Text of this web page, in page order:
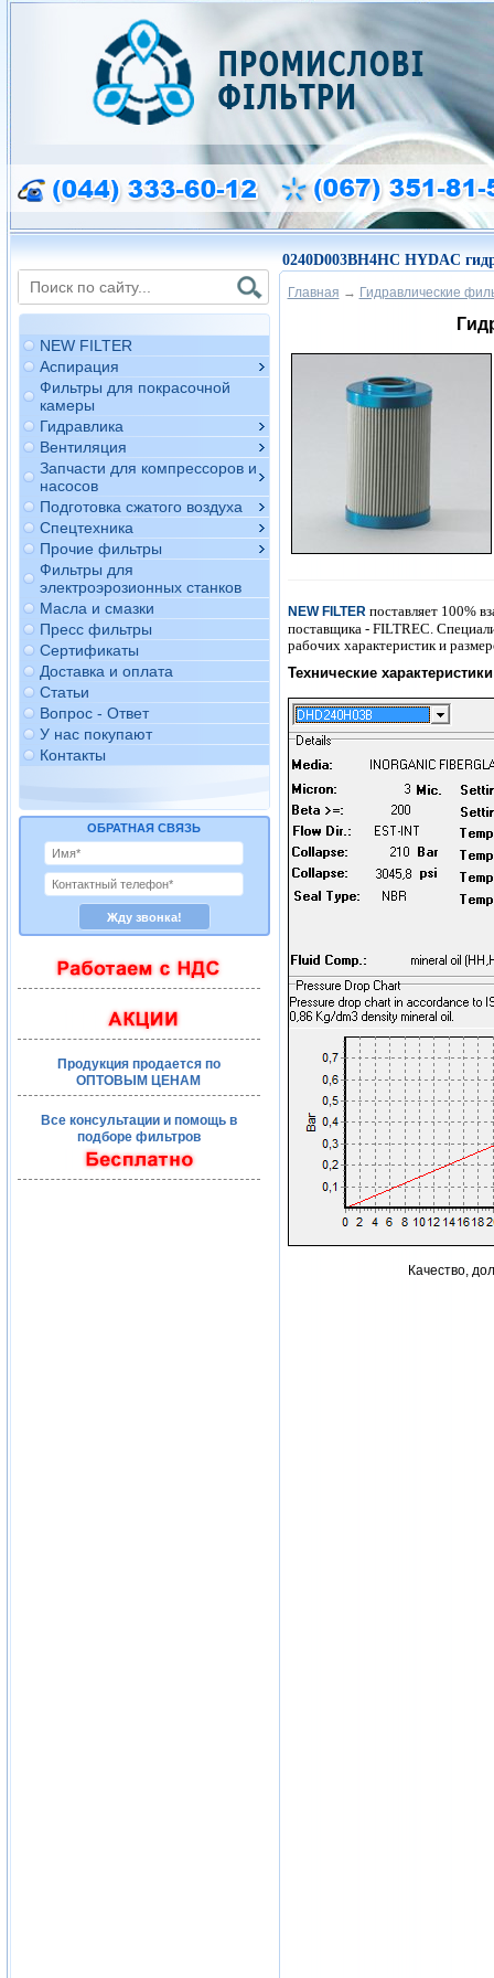
NEW FILTER
Аспирация
Фильтры для покрасочной
камеры
Гидравлика
Вентиляция
Запчасти для компрессоров и
насосов
Подготовка сжатого воздуха
Спецтехника
Прочие фильтры
Фильтры для
электроэрозионных станков
Масла и смазки
Пресс фильтры
Сертификаты
Доставка и оплата
Статьи
Вопрос - Ответ
У нас покупают
Контакты
ОБРАТНАЯ СВЯЗЬ
Продукция продается по
ОПТОВЫМ ЦЕНАМ
Все консультации и помощь в
подборе фильтров
0240D003BH4HC HYDAC
Главная → Гидравлические
NEW FILTER поставляет 100%
поставщика - FILTREC.
рабочих характеристик и
Технические
Качество,